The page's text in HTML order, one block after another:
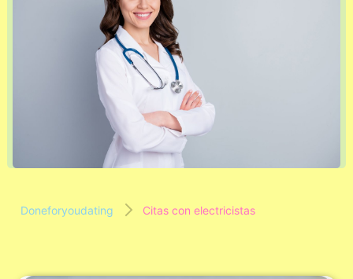
Doneforyoudating Citas con electricistas